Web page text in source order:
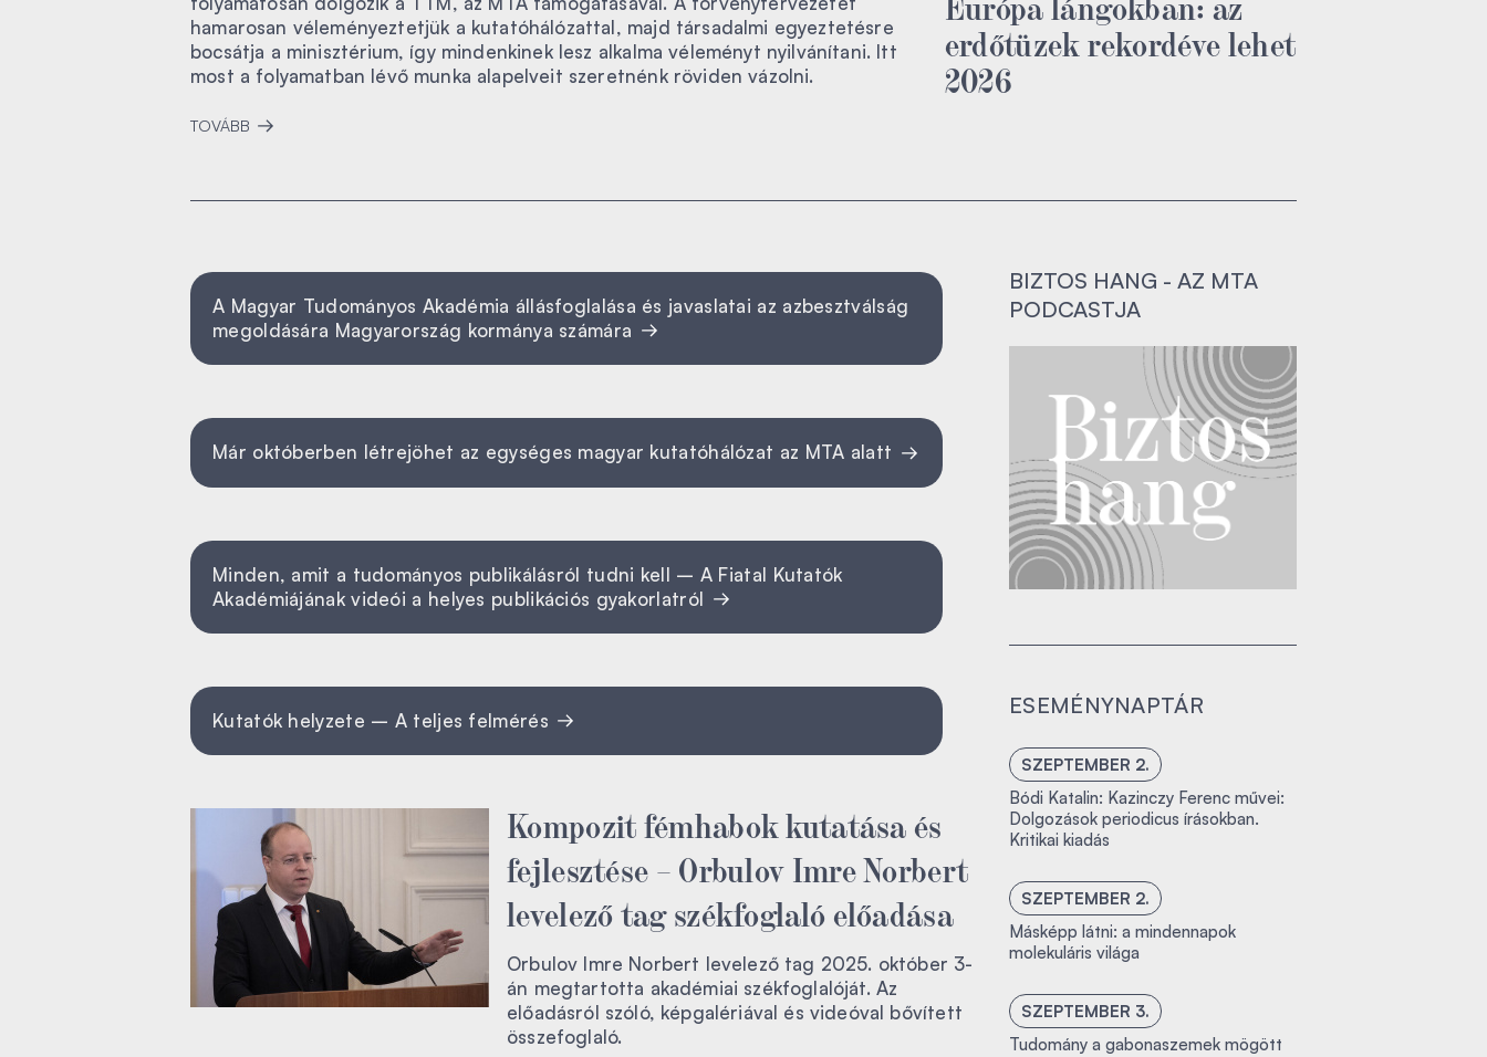
hamarosan véleményeztetjük a kutatóhálózattal, majd társadalmi egyeztetésre
bocsátja a minisztérium, így mindenkinek lesz alkalma véleményt nyilvánítani. Itt
most a folyamatban lévő munka alapelveit szeretnénk röviden vázolni.
TOVÁBB
erdőtüzek rekordéve lehet
2026
A Magyar Tudományos Akadémia állásfoglalása és javaslatai az azbesztválság
megoldására Magyarország kormánya számára
Már októberben létrejöhet az egységes magyar kutatóhálózat az MTA alatt
Minden, amit a tudományos publikálásról tudni kell – A Fiatal Kutatók
Akadémiájának videói a helyes publikációs gyakorlatról
Kutatók helyzete – A teljes felmérés
Kompozit fémhabok kutatása és
fejlesztése – Orbulov Imre Norbert
levelező tag székfoglaló előadása
Orbulov Imre Norbert levelező tag 2025. október 3-
án megtartotta akadémiai székfoglalóját. Az
előadásról szóló, képgalériával és videóval bővített
összefoglaló.
BIZTOS HANG - AZ MTA
PODCASTJA
ESEMÉNYNAPTÁR
SZEPTEMBER 2.
Bódi Katalin: Kazinczy Ferenc művei:
Dolgozások periodicus írásokban.
Kritikai kiadás
SZEPTEMBER 2.
Másképp látni: a mindennapok
molekuláris világa
SZEPTEMBER 3.
Tudomány a gabonaszemek mögött